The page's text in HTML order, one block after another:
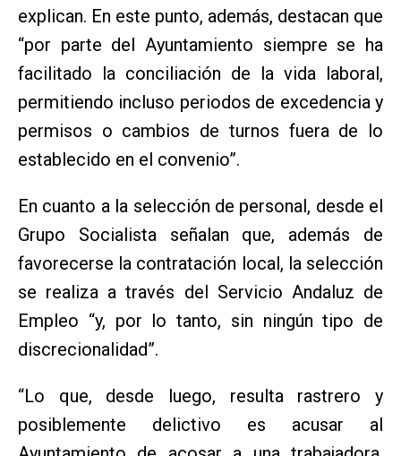
explican. En este punto, además, destacan que
“por parte del Ayuntamiento siempre se ha
facilitado la conciliación de la vida laboral,
permitiendo incluso periodos de excedencia y
permisos o cambios de turnos fuera de lo
establecido en el convenio”.
En cuanto a la selección de personal, desde el
Grupo Socialista señalan que, además de
favorecerse la contratación local, la selección
se realiza a través del Servicio Andaluz de
Empleo “y, por lo tanto, sin ningún tipo de
discrecionalidad”.
“Lo que, desde luego, resulta rastrero y
posiblemente delictivo es acusar al